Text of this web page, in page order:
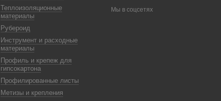
Теплоизоляционные
материалы
Рубероид
Инструмент и расходные
материалы
Профиль и крепеж для
гипсокартона
Профилированные листы
Метизы и крепления
Мы в соцсетях